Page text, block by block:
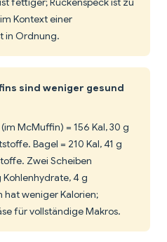
Kontext einer
in Ordnung.
sind weniger gesund
McMuffin) = 156 Kal, 30 g
Bagel = 210 Kal, 41 g
Zwei Scheiben
Kohlenhydrate, 4 g
hat weniger Kalorien;
für vollständige Makros.